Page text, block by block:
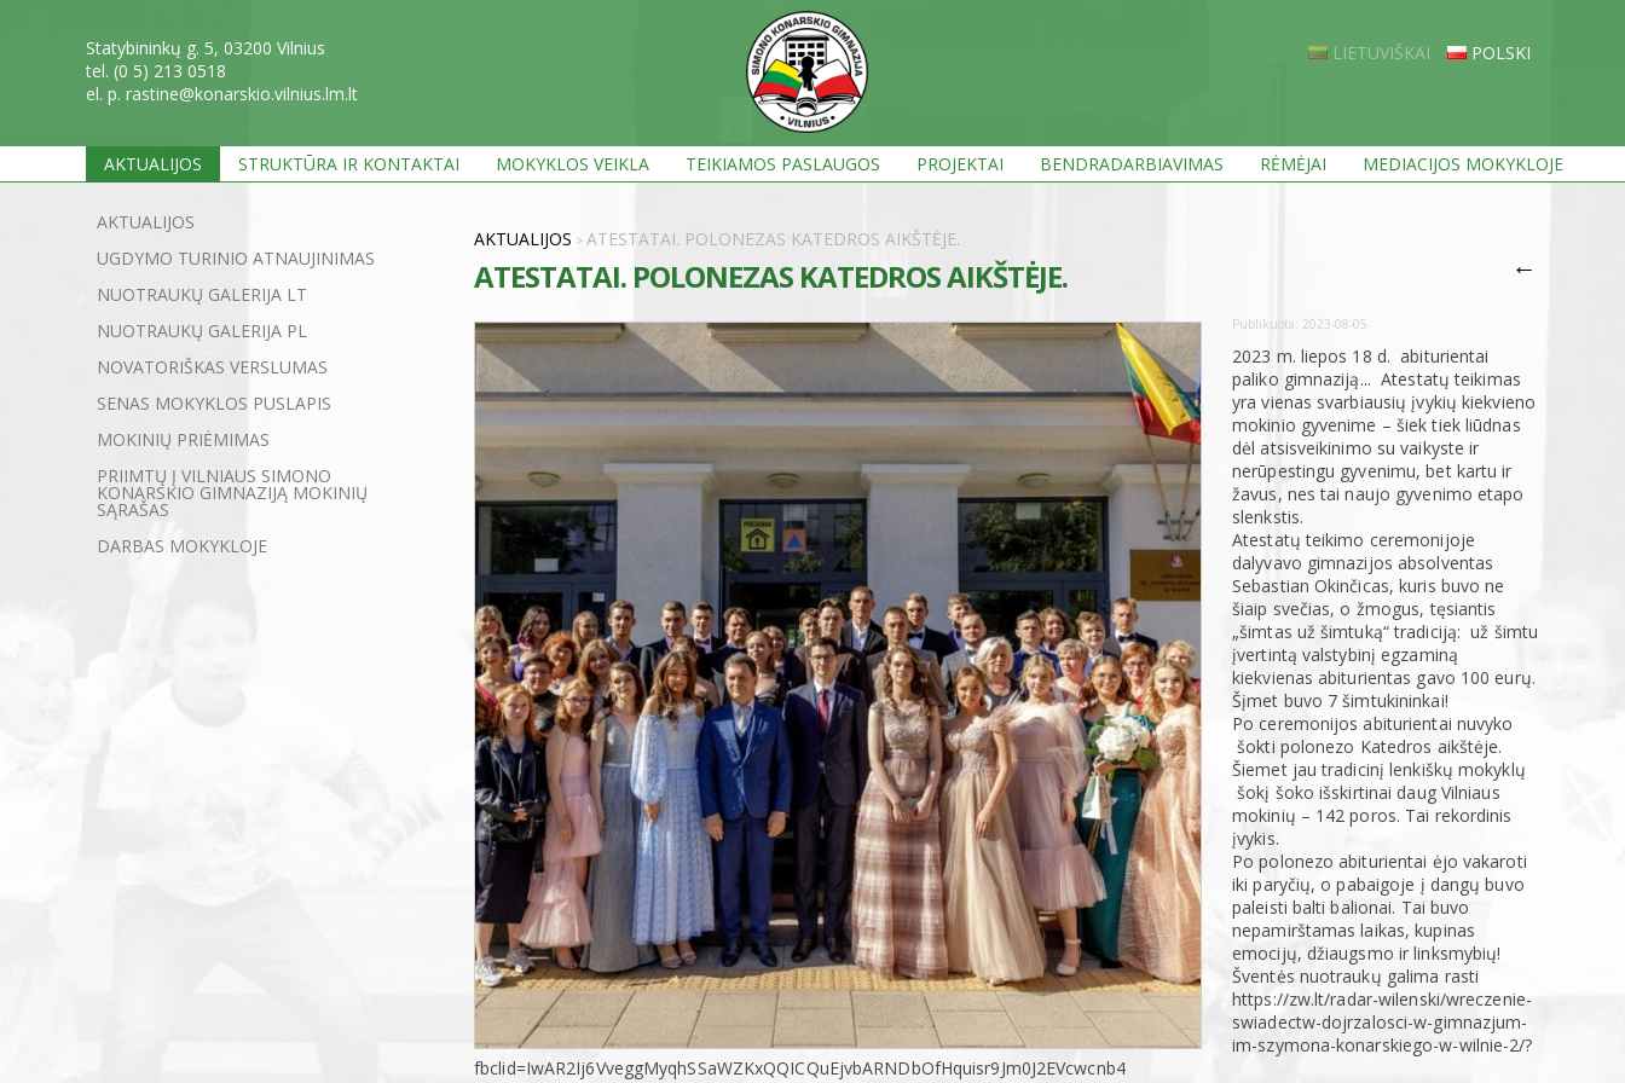
LIETUVIŠKAI POLSKI
AKTUALIJOS STRUKTŪRA IR KONTAKTAI MOKYKLOS VEIKLA TEIKIAMOS PASLAUGOS PROJEKTAI BENDRADARBIAVIMAS RĖMĖJAI MEDIACIJOS MOKYKLOJE
Statybininkų g. 5, 03200 Vilnius
tel. (0 5) 213 0518
el. p. rastine@konarskio.vilnius.lm.lt
AKTUALIJOS
UGDYMO TURINIO ATNAUJINIMAS
NUOTRAUKŲ GALERIJA LT
NUOTRAUKŲ GALERIJA PL
NOVATORIŠKAS VERSLUMAS
SENAS MOKYKLOS PUSLAPIS
MOKINIŲ PRIĖMIMAS
PRIIMTŲ Į VILNIAUS SIMONO
KONARSKIO GIMNAZIJĄ MOKINIŲ
SĄRAŠAS
DARBAS MOKYKLOJE
AKTUALIJOS > ATESTATAI. POLONEZAS KATEDROS AIKŠTĖJE.
ATESTATAI. POLONEZAS KATEDROS AIKŠTĖJE. ←
Publikuota: 2023-08-05
2023 m. liepos 18 d. abiturientai
paliko gimnaziją... Atestatų teikimas
yra vienas svarbiausių įvykių kiekvieno
mokinio gyvenime – šiek tiek liūdnas
dėl atsisveikinimo su vaikyste ir
nerūpestingu gyvenimu, bet kartu ir
žavus, nes tai naujo gyvenimo etapo
slenkstis.
Atestatų teikimo ceremonijoje
dalyvavo gimnazijos absolventas
Sebastian Okinčicas, kuris buvo ne
šiaip svečias, o žmogus, tęsiantis
„šimtas už šimtuką“ tradiciją: už šimtu
įvertintą valstybinį egzaminą
kiekvienas abiturientas gavo 100 eurų.
Šįmet buvo 7 šimtukininkai!
Po ceremonijos abiturientai nuvyko
šokti polonezo Katedros aikštėje.
Šiemet jau tradicinį lenkiškų mokyklų
šokį šoko išskirtinai daug Vilniaus
mokinių – 142 poros. Tai rekordinis
įvykis.
Po polonezo abiturientai ėjo vakaroti
iki paryčių, o pabaigoje į dangų buvo
paleisti balti balionai. Tai buvo
nepamirštamas laikas, kupinas
emocijų, džiaugsmo ir linksmybių!
Šventės nuotraukų galima rasti
https://zw.lt/radar-wilenski/wreczenie-
swiadectw-dojrzalosci-w-gimnazjum-
im-szymona-konarskiego-w-wilnie-2/?
fbclid=IwAR2Ij6VveggMyqhSSaWZKxQQICQuEjvbARNDbOfHquisr9Jm0J2EVcwcnb4